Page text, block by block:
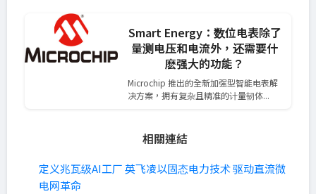
Smart Energy：数位电表除了
量测电压和电流外，还需要什
麽强大的功能？
Microchip 推出的全新加强型智能电表解
决方案，拥有复杂且精准的计量韧体...
相關連結
定义兆瓦级AI工厂 英飞凌以固态电力技术 驱动直流微
电网革命